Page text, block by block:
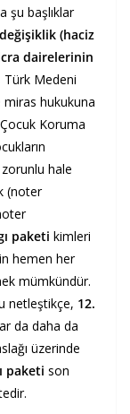
şu başlıklar
(haciz
dairelerinin
Türk Medeni
miras hukukuna
Koruma
hale
(noter
paketi kimleri
hemen her
mümkündür.
netleştikçe, 12.
da daha da
üzerinde
paketi son